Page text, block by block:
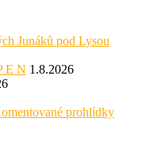
Junáků pod Lysou
E N 1.8.2026
prohlídky